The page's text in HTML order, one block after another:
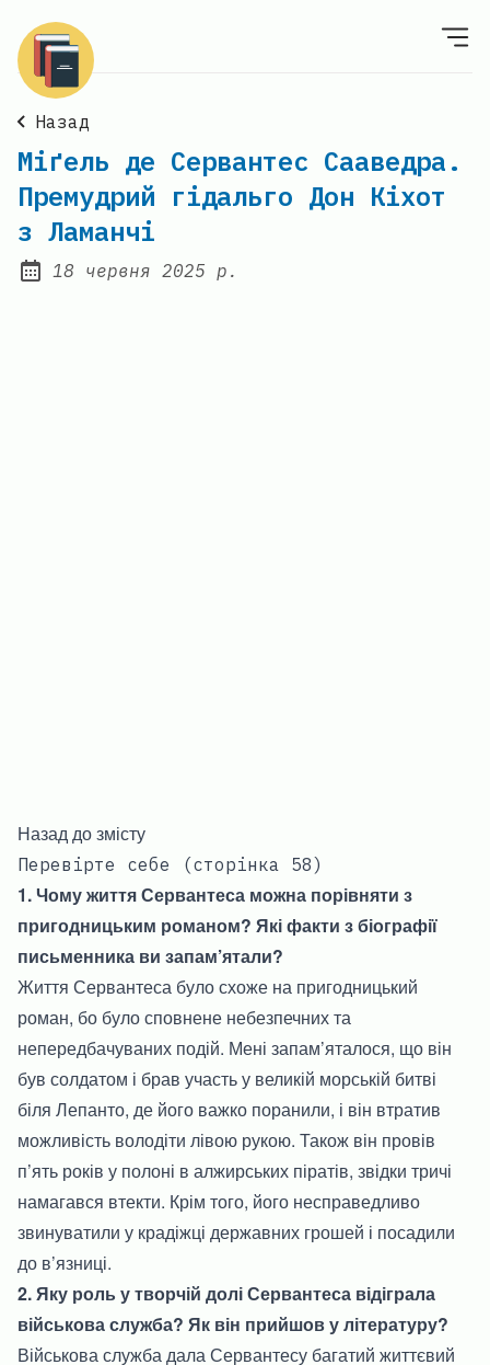
Назад
Міґель де Сервантес Сааведра.
Премудрий гідальго Дон Кіхот
з Ламанчі
Posted on:
18 червня 2025 р.
Назад до змісту
Перевірте себе (сторінка 58)
1. Чому життя Сервантеса можна порівняти з
пригодницьким романом? Які факти з біографії
письменника ви запам’ятали?
Життя Сервантеса було схоже на пригодницький
роман, бо було сповнене небезпечних та
непередбачуваних подій. Мені запам’яталося, що він
був солдатом і брав участь у великій морській битві
біля Лепанто, де його важко поранили, і він втратив
можливість володіти лівою рукою. Також він провів
п’ять років у полоні в алжирських піратів, звідки тричі
намагався втекти. Крім того, його несправедливо
звинуватили у крадіжці державних грошей і посадили
до в’язниці.
2. Яку роль у творчій долі Сервантеса відіграла
військова служба? Як він прийшов у літературу?
Військова служба дала Сервантесу багатий життєвий